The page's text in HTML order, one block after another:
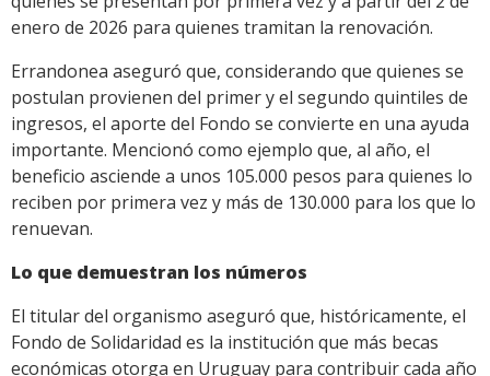
enero de 2026 para quienes tramitan la renovación.
Errandonea aseguró que, considerando que quienes se
postulan provienen del primer y el segundo quintiles de
ingresos, el aporte del Fondo se convierte en una ayuda
importante. Mencionó como ejemplo que, al año, el
beneficio asciende a unos 105.000 pesos para quienes lo
reciben por primera vez y más de 130.000 para los que lo
renuevan.
Lo que demuestran los números
El titular del organismo aseguró que, históricamente, el
Fondo de Solidaridad es la institución que más becas
económicas otorga en Uruguay para contribuir cada año